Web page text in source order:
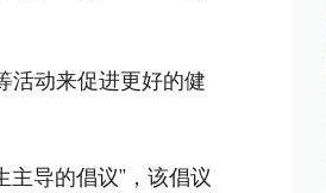
活动来促进更好的健
导的倡议”，该倡议